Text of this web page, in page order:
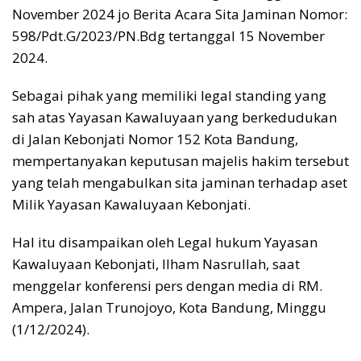
November 2024 jo Berita Acara Sita Jaminan Nomor:
598/Pdt.G/2023/PN.Bdg tertanggal 15 November
2024.
Sebagai pihak yang memiliki legal standing yang
sah atas Yayasan Kawaluyaan yang berkedudukan
di Jalan Kebonjati Nomor 152 Kota Bandung,
mempertanyakan keputusan majelis hakim tersebut
yang telah mengabulkan sita jaminan terhadap aset
Milik Yayasan Kawaluyaan Kebonjati.
Hal itu disampaikan oleh Legal hukum Yayasan
Kawaluyaan Kebonjati, Ilham Nasrullah, saat
menggelar konferensi pers dengan media di RM.
Ampera, Jalan Trunojoyo, Kota Bandung, Minggu
(1/12/2024).